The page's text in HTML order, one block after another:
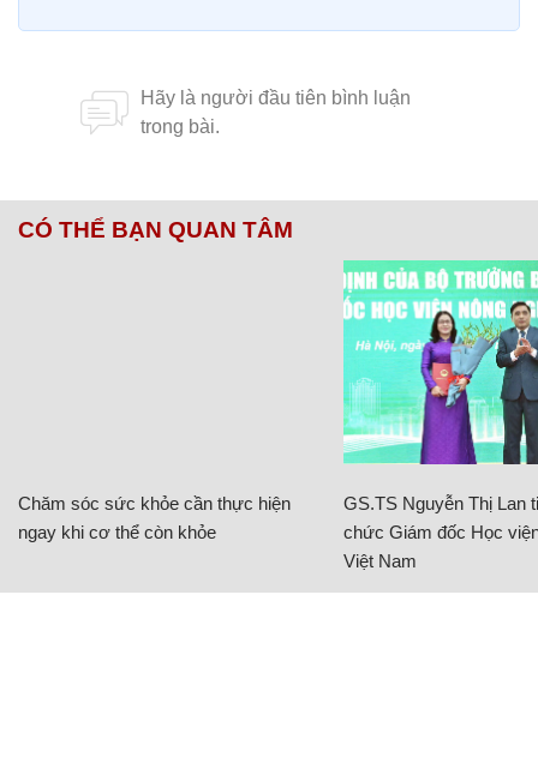
CÓ THỂ BẠN QUAN TÂM
Chăm sóc sức khỏe cần thực hiện
ngay khi cơ thể còn khỏe
GS.TS Nguyễn Thị Lan
chức Giám đốc Học
Việt Nam